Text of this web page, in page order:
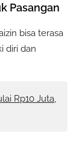
Pasangan
bisa terasa
diri dan
Rp10 Juta,